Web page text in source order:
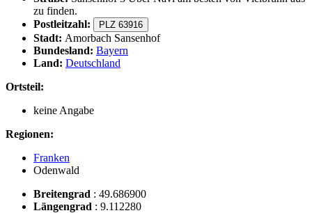
zu finden.
Postleitzahl:
PLZ 63916
Stadt: Amorbach Sansenhof
Bundesland: Bayern
Land: Deutschland
Ortsteil:
keine Angabe
Regionen:
Franken
Odenwald
Breitengrad : 49.686900
Längengrad : 9.112280